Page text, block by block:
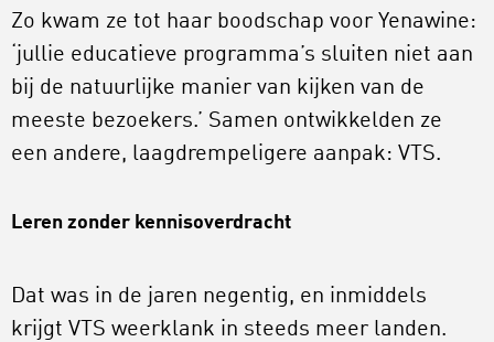
Zo kwam ze tot haar boodschap voor Yenawine:
‘jullie educatieve programma’s sluiten niet aan
bij de natuurlijke manier van kijken van de
meeste bezoekers.’ Samen ontwikkelden ze
een andere, laagdrempeligere aanpak: VTS.
Leren zonder kennisoverdracht
Dat was in de jaren negentig, en inmiddels
krijgt VTS weerklank in steeds meer landen.